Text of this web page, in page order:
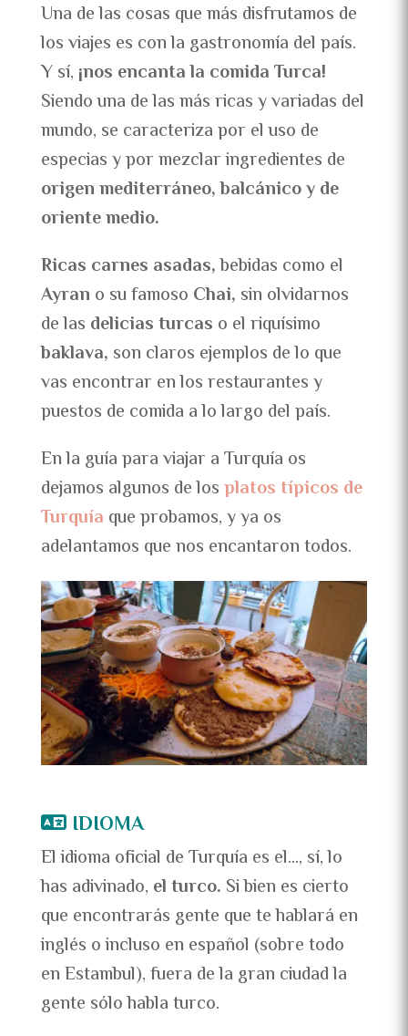
Una de las cosas que más disfrutamos de
los viajes es con la gastronomía del país.
Y sí, ¡nos encanta la comida Turca!
Siendo una de las más ricas y variadas del
mundo, se caracteriza por el uso de
especias y por mezclar ingredientes de
origen mediterráneo, balcánico y de
oriente medio.
Ricas carnes asadas,bebidas como el
Ayran o su famoso Chai, sin olvidarnos
de las delicias turcas o el riquísimo
baklava, son claros ejemplos de lo que
vas encontrar en los restaurantes y
puestos de comida a lo largo del país.
En la guía para viajar a Turquía os
dejamos algunos de losplatos típicos de
Turquía que probamos, y ya os
adelantamos que nos encantaron todos.
IDIOMA
El idioma oficial de Turquía es el…, sí, lo
has adivinado, el turco. Si bien es cierto
que encontrarás gente que te hablará en
inglés o incluso en español (sobre todo
en Estambul), fuera de la gran ciudad la
gente sólo habla turco.